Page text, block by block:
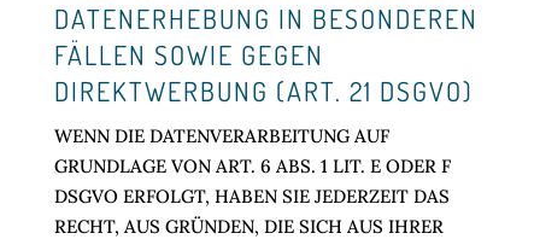
DATENERHEBUNG IN BESONDEREN
FÄLLEN SOWIE GEGEN
DIREKTWERBUNG (ART. 21 DSGVO)
WENN DIE DATENVERARBEITUNG AUF
GRUNDLAGE VON ART. 6 ABS. 1 LIT. E ODER F
DSGVO ERFOLGT, HABEN SIE JEDERZEIT DAS
RECHT, AUS GRÜNDEN, DIE SICH AUS IHRER